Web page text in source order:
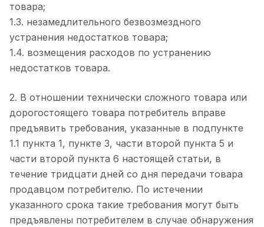
товара;
1.3. незамедлительного безвозмездного
устранения недостатков товара;
1.4. возмещения расходов по устранению
недостатков товара.
2. В отношении технически сложного товара или
дорогостоящего товара потребитель вправе
предъявить требования, указанные в подпункте
1.1 пункта 1, пункте 3, части второй пункта 5 и
части второй пункта 6 настоящей статьи, в
течение тридцати дней со дня передачи товара
продавцом потребителю. По истечении
указанного срока такие требования могут быть
предъявлены потребителем в случае обнаружения